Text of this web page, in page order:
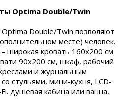
Optima Double/Twin
Double/Twin позволяют
месте) человек.
широкая кровать 160х200 см
90х200 см, шкаф, рабочий
и журнальным
стульями, мини-кухня, LCD-
душевая кабина или ванна,